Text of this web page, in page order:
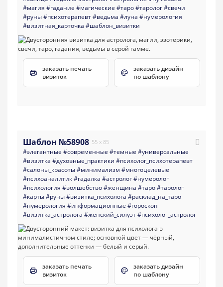
#магия #гадание #магические #таро#таролог#свечи
#руны#психотерапевт#ведьма #луна #нумерология
#визитная_карточка #шаблон_визитки
заказать печать
визиток
заказать дизайн
по шаблону
Шаблон №58908 55 x 85
#элегантные #современные #темные #универсальные
#визитка #духовные_практики #психолог_психотерапевт
#салоны_красоты#минимализм #многоцелевые
#психоаналитик#гадалка #астролог#нумеролог
#психология #волшебство#женщина #таро#таролог
#карты#руны#визитка_психолога #расклад_на_таро
#нумерология #информационные #гороскоп
#визитка_астролога #женский_силуэт#психолог_астролог
заказать печать
визиток
заказать дизайн
по шаблону